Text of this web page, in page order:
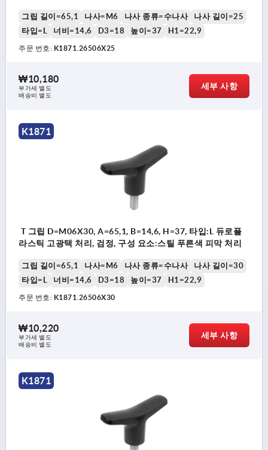
그립 길이=65,1 나사=M6 나사 종류=수나사
나사 길이=25
타입=L
너비=14,6 D3=18 높이=37 H1=22,9
주문 번호: K1871.26506X25
₩10,180
부가세 별도
배송비 별도
세부 사항
K1871
T 그립 D=M06X30, A=65,1, B=14,6, H=37, 타입:L 듀로플
라스틱 고광택 처리, 검정, 구성 요소:스틸 푸른색 피막 처리
그립 길이=65,1 나사=M6 나사 종류=수나사
나사 길이=30
타입=L
너비=14,6 D3=18 높이=37 H1=22,9
주문 번호: K1871.26506X30
₩10,220
부가세 별도
배송비 별도
세부 사항
K1871